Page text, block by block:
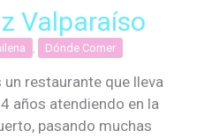
Valparaíso
, Dónde Comer
un restaurante que lleva
años atendiendo en la
pasando muchas